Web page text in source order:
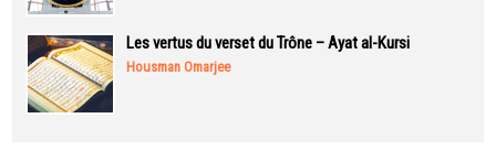
Les vertus du verset du Trône – Ayat al-Kursi
Housman Omarjee